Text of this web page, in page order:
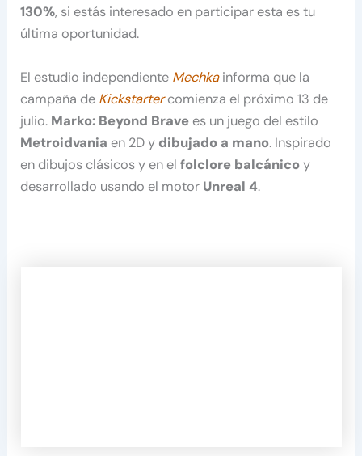
130%, si estás interesado en participar esta es tu
última oportunidad.
El estudio independiente Mechkainforma que la
campaña de Kickstartercomienza el próximo 13 de
julio. Marko: Beyond Brave es un juego del estilo
Metroidvania en 2D y dibujado a mano. Inspirado
en dibujos clásicos y en elfolclore balcánicoy
desarrollado usando el motor Unreal 4.